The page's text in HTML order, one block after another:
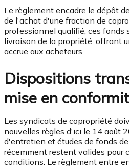
Le règlement encadre le dépôt
de l'achat d'une fraction de
professionnel qualifié, ces fonds
livraison de la propriété, offrant
accrue aux acheteurs.
Dispositions
mise en
Les syndicats de copropriété
nouvelles règles d'ici le 14 août
d'entretien et études de fonds
récemment restent valides pour
conditions. Le règlement entre